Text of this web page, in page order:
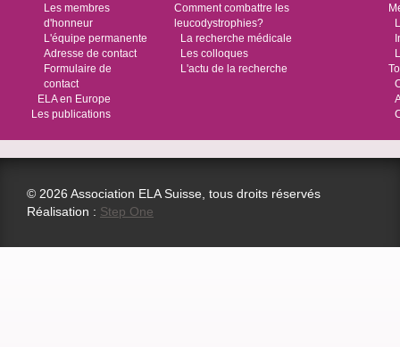
Les membres
d'honneur
L'équipe permanente
Adresse de contact
Formulaire de
contact
ELA en Europe
Les publications
Comment combattre les
leucodystrophies?
La recherche médicale
Les colloques
L'actu de la recherche
© 2026 Association ELA Suisse, tous droits réservés
Réalisation : Step One